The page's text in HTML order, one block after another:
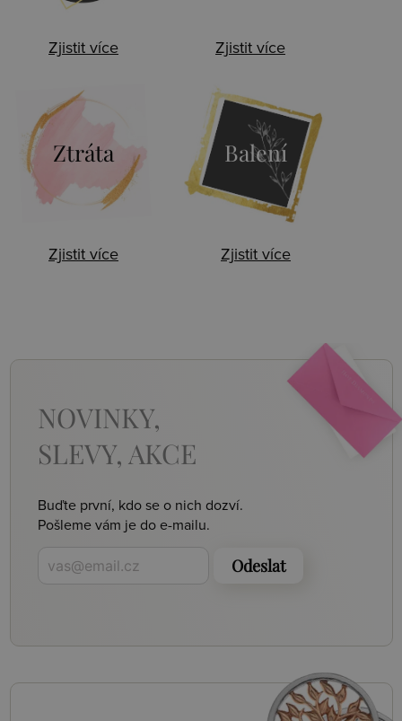
Zjistit více Zjistit více
Ztráta
Zjistit více
Balení
Zjistit více
NOVINKY,
SLEVY, AKCE
Buďte první, kdo se o nich dozví.
Pošleme vám je do e-mailu.
Odeslat